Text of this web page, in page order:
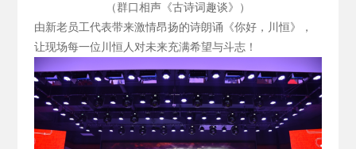
（群口相声《古诗词趣谈》）
由新老员工代表带来激情昂扬的诗朗诵《你好，川恒》，
让现场每一位川恒人对未来充满希望与斗志！